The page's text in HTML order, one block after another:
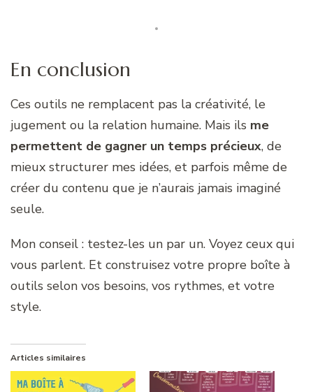
En conclusion
Ces outils ne remplacent pas la créativité, le
jugement ou la relation humaine. Mais ils me
permettent de gagner un temps précieux, de
mieux structurer mes idées, et parfois même de
créer du contenu que je n’aurais jamais imaginé
seule.
Mon conseil : testez-les un par un. Voyez ceux qui
vous parlent. Et construisez votre propre boîte à
outils selon vos besoins, vos rythmes, et votre
style.
Articles similaires